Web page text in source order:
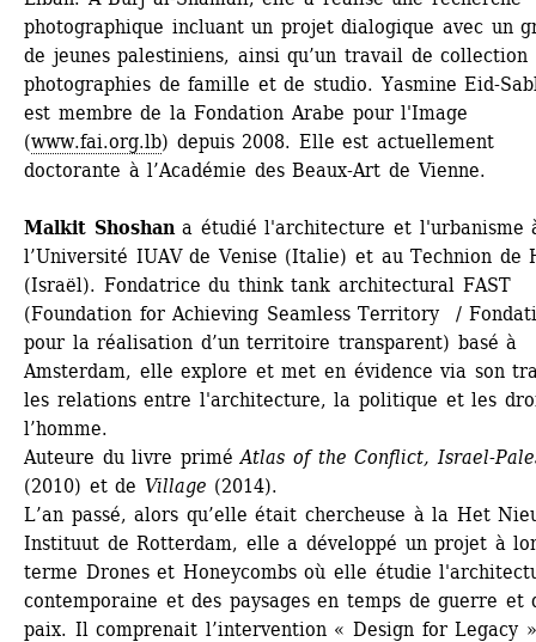
photographique incluant un projet dialogique avec un
de jeunes palestiniens, ainsi qu’un travail de collection
photographies de famille et de studio. Yasmine Eid-
est membre de la Fondation Arabe pour l'Image
(www.fai.org.lb) depuis 2008. Elle est actuellement
doctorante à l’Académie des Beaux-Art de Vienne.
Malkit Shoshan a étudié l'architecture et l'urbanisme
l’Université IUAV de Venise (Italie) et au Technion de
(Israël). Fondatrice du think tank architectural FAST
(Foundation for Achieving Seamless Territory /
pour la réalisation d’un territoire transparent) basé à
Amsterdam, elle explore et met en évidence via son
les relations entre l'architecture, la politique et les
l’homme.
Auteure du livre primé Atlas of the Conflict, Israel-
(2010) et de Village (2014).
L’an passé, alors qu’elle était chercheuse à la Het
Instituut de Rotterdam, elle a développé un projet à
terme Drones et Honeycombs où elle étudie
contemporaine et des paysages en temps de guerre et
paix. Il comprenait l’intervention « Design for Legacy